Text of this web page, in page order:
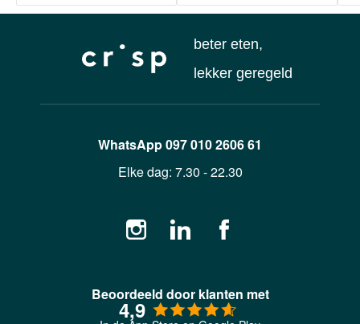
beter eten,
lekker geregeld
WhatsApp097 010 2606 61
Elke dag: 7.30 - 22.30
Beoordeeld door klanten met
4,9